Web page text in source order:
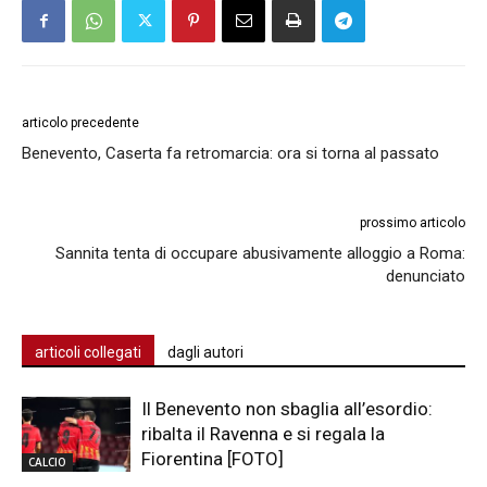
articolo precedente
Benevento, Caserta fa retromarcia: ora si torna al passato
prossimo articolo
Sannita tenta di occupare abusivamente alloggio a Roma:
denunciato
articoli collegati dagli autori
CALCIO
Il Benevento non sbaglia all’esordio:
ribalta il Ravenna e si regala la
Fiorentina [FOTO]